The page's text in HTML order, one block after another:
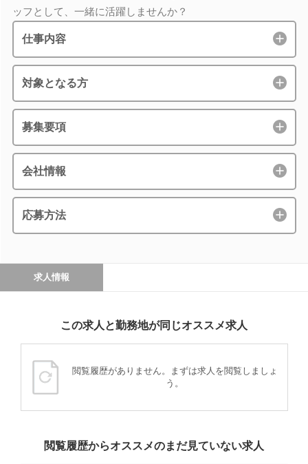
ッフとして、一緒に活躍しませんか？
仕事内容
対象となる方
募集要項
会社情報
応募方法
求人情報
この求人と勤務地が同じオススメ求人
閲覧履歴がありません。まずは求人を閲覧しましょ
う。
閲覧履歴からオススメのまだ見ていない求人